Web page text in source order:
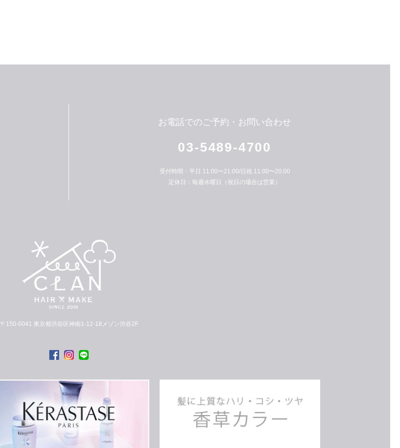
お電話でのご予約・お問い合わせ
03-5489-4700
受付時間：平日 11:00〜21:00/日祝 11:00〜20:00
定休日：毎週水曜日（祝日の場合は営業）
〒150-0041 東京都渋谷区神南1-12-18メゾン渋谷2F